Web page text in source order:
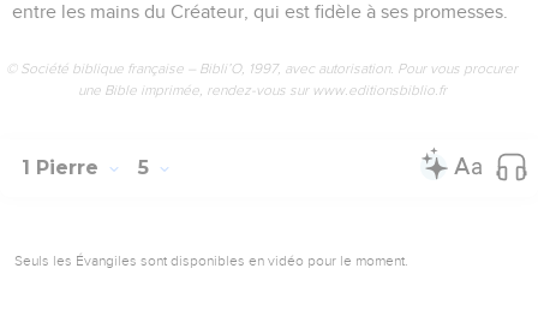
entre les mains du Créateur, qui est fidèle à ses promesses.
© Société biblique française – Bibli’O, 1997, avec autorisation. Pour vous procurer
une Bible imprimée, rendez-vous sur www.editionsbiblio.fr
1 Pierre 5
Seuls les Évangiles sont disponibles en vidéo pour le moment.